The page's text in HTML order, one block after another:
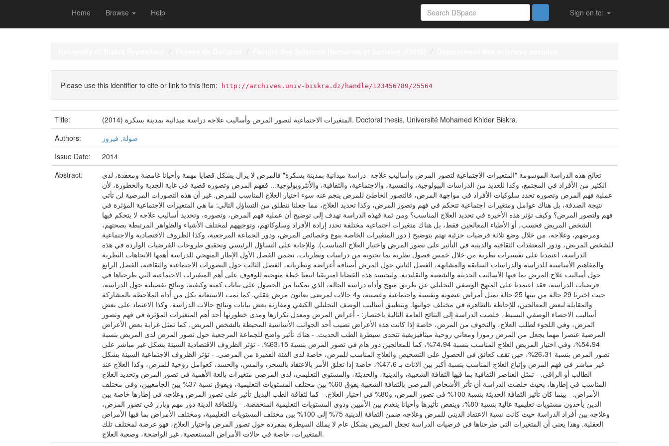
Home Browse Help Sign on to:
Please use this identifier to cite or link to this item: http://archives.univ-biskra.dz/handle/123456789/25564
Title:
(2014) المتغيرات الاجتماعية لتصور المرض وأساليب علاجه دراسة ميدانية بمدينة بسكرة. Doctoral thesis, Université Mohamed Khider Biskra.
Authors:
صولة, فيروز
Issue Date:
2014
Abstract:
تعالج هذه الدراسة الموسومة "المتغيرات الاجتماعية لتصور المرض وأساليب علاجه- دراسة ميدانية بمدينة بسكرة" فالمرض لا يزال يشكل قضايا مهمة وأحيانا غامضة ومعقدة، لدى
الكثير من الأفراد في المجتمع، وكذا للعديد من الدراسات البيولوجية، والنفسية، والاجتماعية، والثقافية، والأنثروبولوجية... ففهم المرض وتصوره قضية في غاية الجدية والخطورة، لأن
عملية فهم المرض وتصوره تحدد سلوكيات الأفراد في مواجهة المرض، فالتصور الخاطئ للمرض ينجم عنه سوء اختيار العلاج المناسب للمرض. غير أن هذه التصورات المرضية لن تأتي
نتيجة الصدفة، بل هناك عوامل ومتغيرات اجتماعية تتحكم في فهم وتصور المرض، وكذا تحديد العلاج، مما جعلنا ننطلق من التساؤل التالي: ما هي المتغيرات الاجتماعية المؤثرة في
فهم ولتصور المرض؟ وكيف تؤثر هذه الأخيرة في تحديد العلاج المناسب؟ ومن ثمة فهذه الدراسة تهدف إلى توضيح أن عملية فهم المرض، وتصوره، وتحديد أساليب علاجه لا يتحكم فيها
الشخص المريض فحسب، أو الأطباء المعالجين فقط، بل هناك متغيرات اجتماعية مختلفة تحدد إرادة الأفراد وسلوكاتهم، وتوجيههم لمختلف الأشياء والظواهر المرتبطة بصحتهم،
ومرضهم، وعلاجه، من خلال وضع ثلاثة فرضيات جزئية تهتم بتوضيح ( دور المتغيرات الخاصة بنوع وخصائص المرض، ودور الجماعة المرجعية، وكذا الظروف الاقتصادية والاجتماعية
للشخص المريض، ودور المعتقدات الثقافية والدينية في التأثير على تصور المرض واختيار العلاج المناسب). وللإجابة على التساؤل الرئيسي وتحقيق طروحات الفرضيات الواردة في هذه
الدراسة، اعتمدنا على تفسيرات نظرية من خلال خمس فصول نظرية بما تحتويه من دراسات ونظريات، تضمن الفصل الأول الإطار المنهجي للدراسة أهمها الاتجاهات النظرية
والمفاهيم الأساسية للدراسة والدراسات السابقة والمشابهة، الفصل الثاني حول المرض أصنافه أعراضه ونظرياته، الفصل الثالث حول التصورات الاجتماعية والثقافية، الفصل الرابع
حول أساليب علاج المرض بما فيها الأساليب الحديثة والشعبية والتقليدية. ولتجسيد هذه القضايا امبريقيا اتبعنا خطة منهجية للوقوف على أهم المتغيرات الاجتماعية التي طرحناها في
فرضيات الدراسة، فقد اعتمدنا على المنهج الوصفي التحليلي عن طريق منهج وأداة دراسة الحالة، الذي يمكننا من الحصول على بيانات كمية وكيفية، ونتائج تفصيلية حول الدراسة،
حيث اخترنا 29 حالة من بينها 25 حالة تمثل أمراض عضوية ونفسية واجتماعية وعصبية، و4 حالات لمرضى يعانون مرض عقلي. كما تمت الاستعانة بكل من أداة الملاحظة بالمشاركة
والمقابلة لبعض المعالجين، للإحاطة بالظاهرة في مختلف جوانبها. وبتطبيق أساليب الوصف التحليلي الكيفي ومقارنة بعض بيانات ونتائج حالات الدراسة، وكذا الاعتماد على بعض
أساليب الاحصاء الوصفي البسيط، خلصت الدراسة إلى النتائج العامة التالية باختصار: - أعراض المرض ومعدل تكرارها ومدى خطورتها أحد أهم المتغيرات المؤثرة في فهم وتصور
المرض، وفي اللجوء لطلب العلاج، والتخوف من المرض، خاصة إذا كانت هذه الأعراض تصيب أحد الجوانب الأساسية المحيطة بالشخص المريض، كما تمثل غرابة بعض الأعراض
المرضية عنصرا مهما يجعل من المرض رموزا ومعاني روحية ميتافيزيقية تتحدى سيطرة الطب الحديث. - هناك تأثير واضح للجماعة المرجعية حول تصور المرض لدى المريض بنسبة
54،94%، وفي اختيار المريض العلاج المناسب بنسبة 74،94%، كما للمعالجين دور هام في تصور المرض بنسبة 63،15%. - تؤثر الظروف الاقتصادية السيئة بشكل غير مباشر على
تصور المرض بنسبة 26،31%، حين تقف كعائق في الحصول على التشخيص والعلاج المناسب للمرض، خاصة لدى الفئة الفقيرة من المرضى. - تؤثر الظروف الاجتماعية السيئة بشكل
غير مباشر في فهم المرض وإتباع العلاج المناسب بنسبة أكبر بين الاناث بـ 47،6%، خاصة إذا تعلق الأمر بالاعتقاد بالسحر، والمس، والحسد، كعوامل روحية للمرض، وكذا العلاج عند
الطالب أو الراقي. - تمثل العناصر الثقافية بما فيها الثقافة الشعبية، والدينية، والحديثة، والمستوى التعليمي، لدى المرضى متغيرات بالغة الأهمية في تصور المرض وتحديد العلاج
المناسب في إطارها، بحيث خلصت الدراسة أن تأثر الأشخاص المرضى بالثقافة الشعبية يفوق 60% بين مختلف المستويات التعليمية، ويفوق نسبة 37% بين الجامعيين، وفي مختلف
الأمراض. - بينما كان تأثير الثقافة الحديثة بنسبة 100% في تصور المرض، و80% في اختيار العلاج. - كما لثقافة الطب البديل تأثير على تصور المرض وعلاجه في إطارها خاصة بين
الذين يأخذون مستويات تعليمية عالية بنسبة 80%، وينقص تأثيرها وأحيانا ينعدم بين الأميين وذوي المستويات التعليمية المنخفضة. - وللثقافة الدينة دور مهم وبارز في تصور المرض،
وعلاجه بين أفراد الدراسة حيث كانت نسبة الاعتقاد الديني للمرض وعلاجه ضمن الثقافة الدينية 75% إلى 100% بين مختلف المستويات التعليمية، ومختلف الأمراض بما فيها الأمراض
العقلية. وهذا يعني أن المتغيرات التي طرحناها في فرضيات الدراسة تجعل المريض بشكل عام لا يملك السيطرة بمفرده حول تصور المرض واختيار العلاج، فهو عرضة لمختلف تلك
المتغيرات، خاصة في حالات الأمراض المستعصية، غير الواضحة، وصعبة العلاج.